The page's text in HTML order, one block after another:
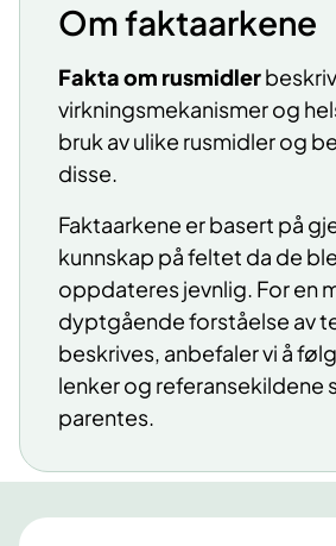
Om faktaarkene
​​Fakta om rusmidler
virkningsmekanismer og
bruk av ulike rusmidler og
disse.
Faktaarkene er basert på
kunnskap på feltet da de
oppdateres jevnlig. For en
dyptgående forståelse av
beskrives, anbefaler vi å
lenker og referansekildene
parentes.